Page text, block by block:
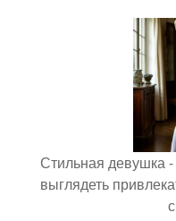
Стильная девушка
выглядеть